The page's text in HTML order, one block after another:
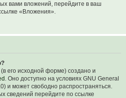
вами вложений, перейдите в ваш
«Вложения».
его исходной форме) создано и
. Оно доступно на условиях GNU General
и может свободно распространяться.
сведений перейдите по ссылке